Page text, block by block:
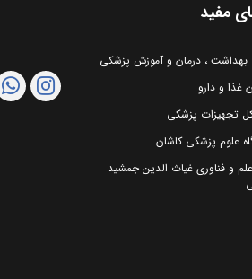
مفید
بهداشت ، درمان و آموزش پزشکی
غذا و دارو
کل تجهیزات پزشکی
علوم پزشکی کاشان
و فناوری غیاث الدین جمشید